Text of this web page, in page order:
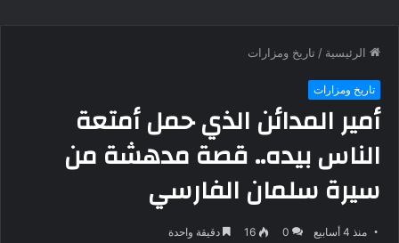
الرئيسية / تاريخ ومزارات
تاريخ ومزارات
أمير المدائن الذي حمل أمتعة
الناس بيده.. قصة مدهشة من
سيرة سلمان الفارسي
منذ 4 أسابيع 0
16 دقيقة واحدة